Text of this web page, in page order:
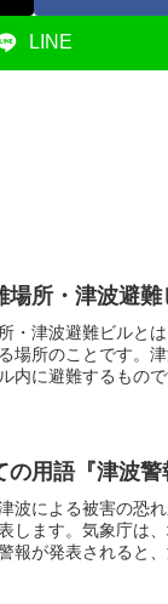
LINE
場所・津波避
・津波避難ビルとは
場所のことです。
内に避難するもの
波避難ビルには、
。津波一時避難場
に行動し、最寄り
の用語『津波警
波による被害の恐
します。気象庁は
報が発表されると